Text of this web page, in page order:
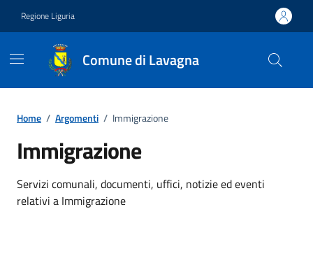
Regione Liguria
Comune di Lavagna
Home / Argomenti / Immigrazione
Immigrazione
Dettagli dell'argomento
Servizi comunali, documenti, uffici, notizie ed eventi
relativi a Immigrazione